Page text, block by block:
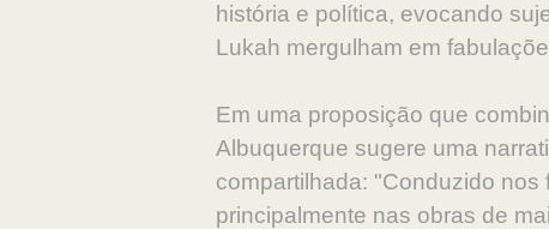
história e política, evocando
Lukah mergulham em
Em uma proposição que
Albuquerque sugere uma
compartilhada: "Conduzido
principalmente nas obras de